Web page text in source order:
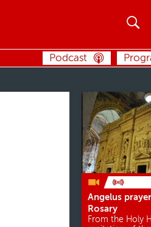
Podcast
Angelus
Rosary
From the Holy